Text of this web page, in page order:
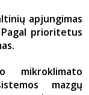
apjungimas
prioritetus
mikroklimato
mazgų